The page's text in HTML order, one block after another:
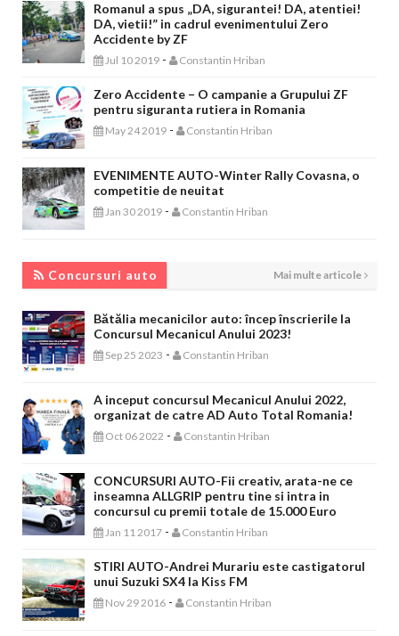
Romanul a spus „DA, sigurantei! DA, atentiei!
DA, vietii!” in cadrul evenimentului Zero
Accidente by ZF
Jul 10 2019 - Constantin Hriban
Zero Accidente – O campanie a Grupului ZF
pentru siguranta rutiera in Romania
May 24 2019 - Constantin Hriban
EVENIMENTE AUTO-Winter Rally Covasna, o
competitie de neuitat
Jan 30 2019 - Constantin Hriban
Concursuri auto Mai multe articole
Bătălia mecanicilor auto: încep înscrierile la
Concursul Mecanicul Anului 2023!
Sep 25 2023 - Constantin Hriban
A inceput concursul Mecanicul Anului 2022,
organizat de catre AD Auto Total Romania!
Oct 06 2022 - Constantin Hriban
CONCURSURI AUTO-Fii creativ, arata-ne ce
inseamna ALLGRIP pentru tine si intra in
concursul cu premii totale de 15.000 Euro
Jan 11 2017 - Constantin Hriban
STIRI AUTO-Andrei Murariu este castigatorul
unui Suzuki SX4 la Kiss FM
Nov 29 2016 - Constantin Hriban